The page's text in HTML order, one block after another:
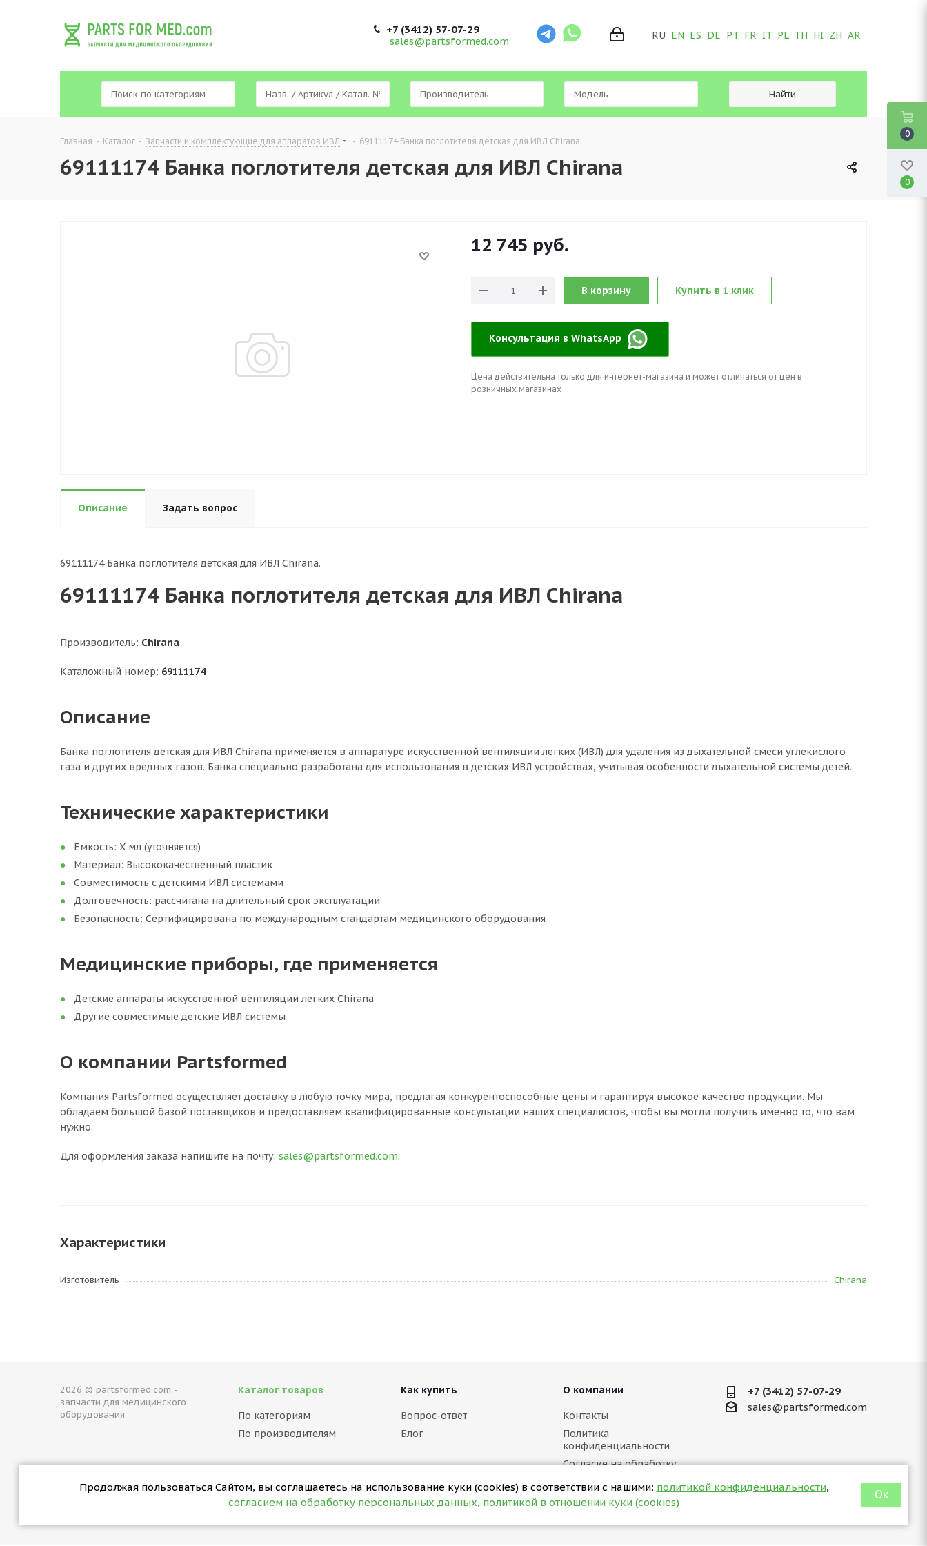
Продолжая пользоваться Сайтом, вы соглашаетесь на использование куки (cookies) в соответствии с нашими: политикой конфиденциальности,
согласием на обработку персональных данных, политикой в отношении куки (cookies)
Ок
RU EN ES DE PT FR IT PL TH HI ZH AR
+7 (3412) 57-07-29
sales@partsformed.com
Главная - Каталог - Запчасти и комплектующие для аппаратов ИВЛ - 69111174 Банка поглотителя детская для ИВЛ Chirana
69111174 Банка поглотителя детская для ИВЛ Chirana
12 745 руб.
В корзину Купить в 1 клик
Консультация в WhatsApp
Цена действительна только для интернет-магазина и может отличаться от цен в
розничных магазинах
Описание Задать вопрос
69111174 Банка поглотителя детская для ИВЛ Chirana.
69111174 Банка поглотителя детская для ИВЛ Chirana
Производитель: Chirana
Каталожный номер: 69111174
Описание
Банка поглотителя детская для ИВЛ Chirana применяется в аппаратуре искусственной вентиляции легких (ИВЛ) для удаления из дыхательной смеси углекислого
газа и других вредных газов. Банка специально разработана для использования в детских ИВЛ устройствах, учитывая особенности дыхательной системы детей.
Технические характеристики
Емкость: Х мл (уточняется)
Материал: Высококачественный пластик
Совместимость с детскими ИВЛ системами
Долговечность: рассчитана на длительный срок эксплуатации
Безопасность: Сертифицирована по международным стандартам медицинского оборудования
Медицинские приборы, где применяется
Детские аппараты искусственной вентиляции легких Chirana
Другие совместимые детские ИВЛ системы
О компании Partsformed
Компания Partsformed осуществляет доставку в любую точку мира, предлагая конкурентоспособные цены и гарантируя высокое качество продукции. Мы
обладаем большой базой поставщиков и предоставляем квалифицированные консультации наших специалистов, чтобы вы могли получить именно то, что вам
нужно.
Для оформления заказа напишите на почту: sales@partsformed.com.
Характеристики
Изготовитель Chirana
2026 © partsformed.com -
запчасти для медицинского
оборудования
Каталог товаров
По категориям
По производителям
Как купить
Вопрос-ответ
Блог
О компании
Контакты
Политика
конфиденциальности
Согласие на обработку
Политика в отношении куки
(cookies)
+7 (3412) 57-07-29
sales@partsformed.com
0
0